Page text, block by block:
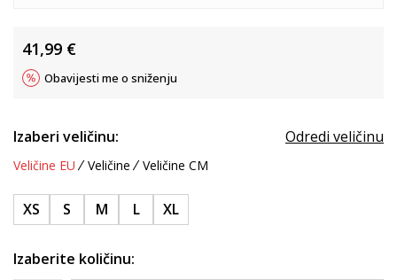
41,99 €
Obavijesti me o sniženju
Izaberi veličinu: Odredi veličinu
Veličine EU Veličine Veličine CM
XS S M L XL
Izaberite količinu: